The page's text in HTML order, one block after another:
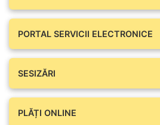
PORTAL SERVICII ELECTRONICE
SESIZĂRI
PLĂȚI ONLINE